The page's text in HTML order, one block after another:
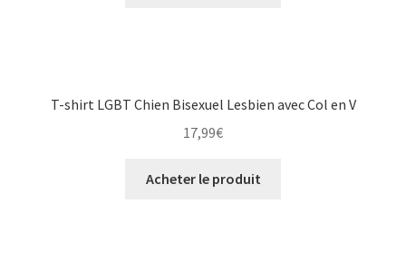
T-shirt LGBT Chien Bisexuel Lesbien avec Col en V
17,99€
Acheter le produit